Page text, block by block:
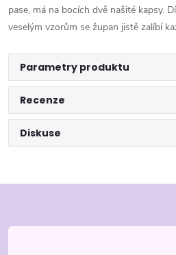
pase, má na bocích dvě našité kapsy.
veselým vzorům se župan jistě zalíbí
Parametry produktu
Recenze
Diskuse
á